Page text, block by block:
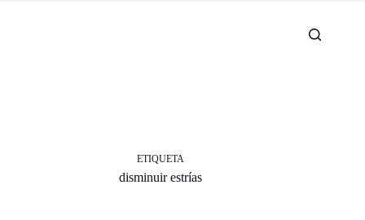
ETIQUETA
disminuir estrías